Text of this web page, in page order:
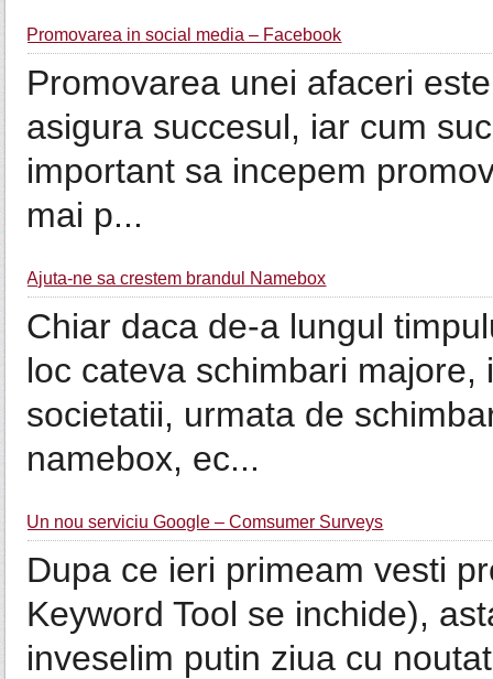
Promovarea in social media – Facebook
Promovarea unei afaceri
asigura succesul, iar cum
important sa incepem
mai p...
Ajuta-ne sa crestem brandul Namebox
Chiar daca de-a lungul
loc cateva schimbari
societatii, urmata de
namebox, ec...
Un nou serviciu Google – Comsumer Surveys
Dupa ce ieri primeam vesti
Keyword Tool se inchide),
inveselim putin ziua cu